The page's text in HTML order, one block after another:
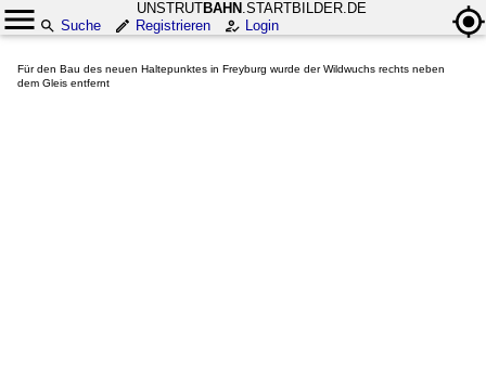
UNSTRUTBAHN .STARTBILDER.DE
Suche
Registrieren Login
Für den Bau des neuen Haltepunktes in Freyburg wurde der Wildwuchs rechts neben
dem Gleis entfernt